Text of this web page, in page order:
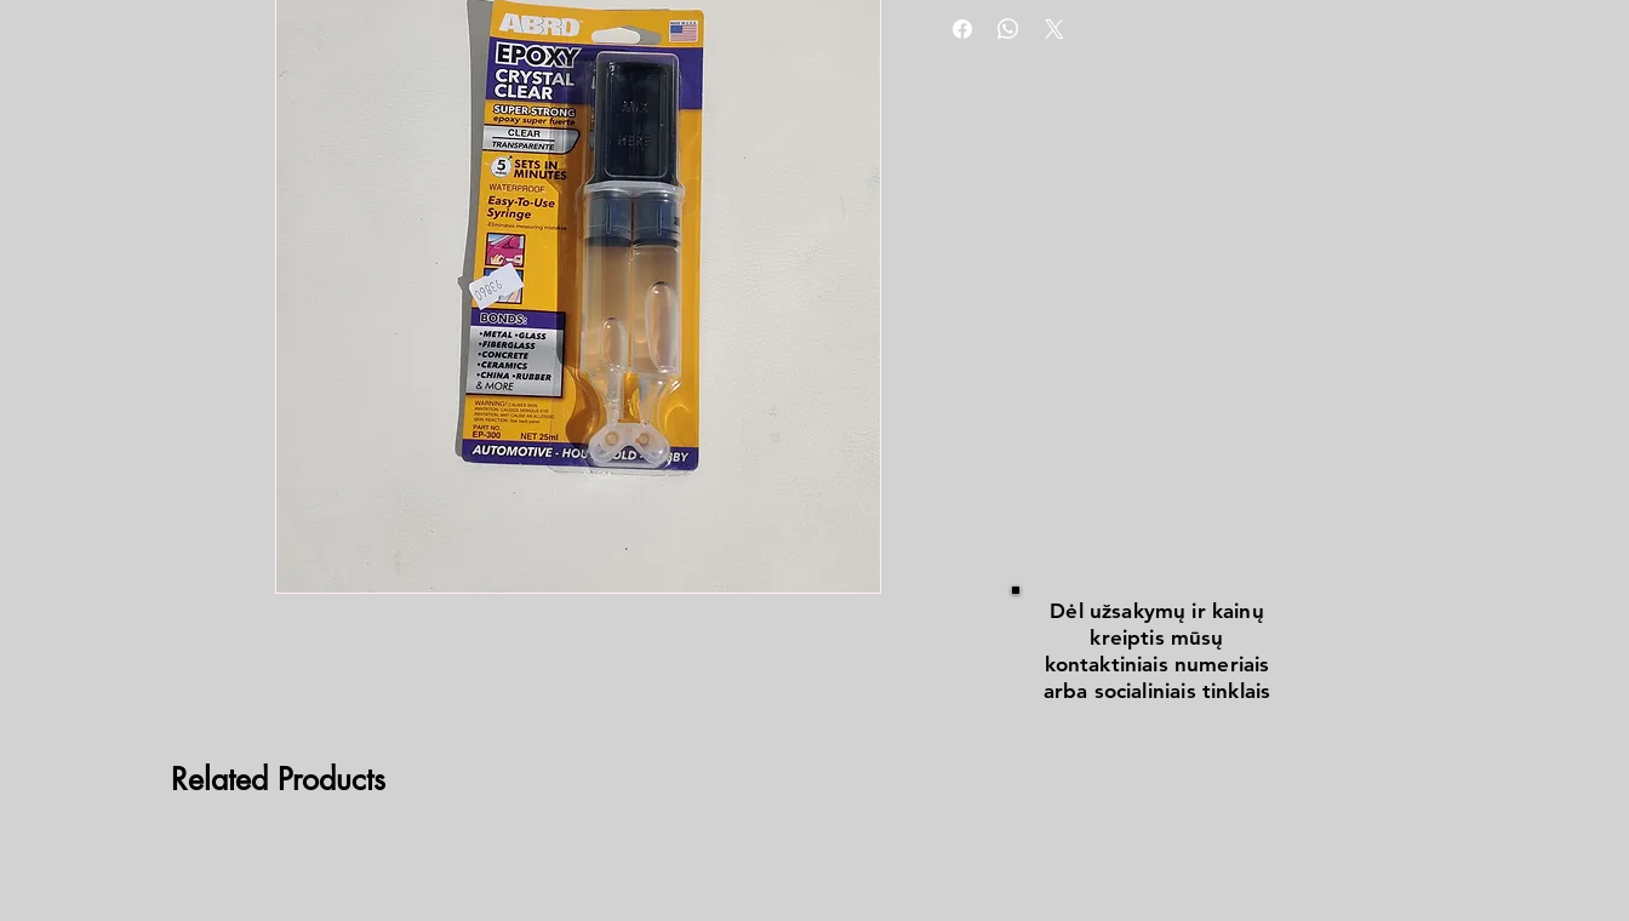
plieno, žalvario, geležies, alavo ir kitų metalų, medžio,
Dėl užsakymų ir kainų
kreiptis mūsų
kontaktiniais numeriais
arba socialiniais tinklais
Related Products